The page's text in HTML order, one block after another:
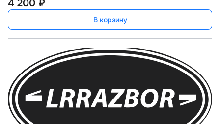
4 200 ₽
В корзину